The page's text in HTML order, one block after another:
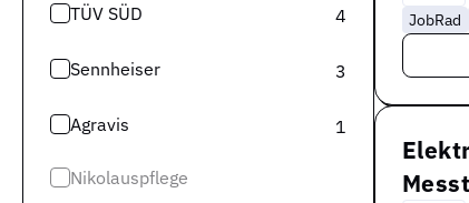
TÜV SÜD 4
Sennheiser 3
Agravis 1
Nikolauspflege
JobRad